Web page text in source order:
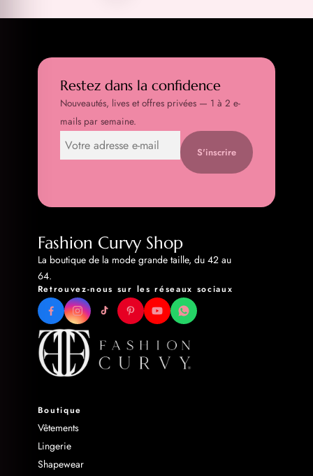
Restez dans la confidence
Nouveautés, lives et offres privées — 1 à 2 e-
mails par semaine.
S'inscrire
Fashion Curvy Shop
La boutique de la mode grande taille, du 42 au
64.
Retrouvez-nous sur les réseaux sociaux
Boutique
Vêtements
Lingerie
Shapewear